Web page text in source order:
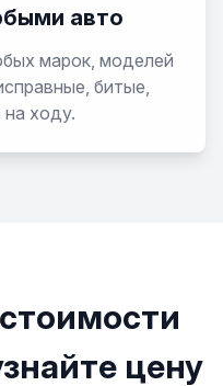
авто
марок, моделей
битые,
ходу.
цену